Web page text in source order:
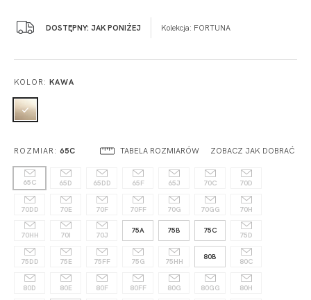
DOSTĘPNY: JAK PONIŻEJ Kolekcja: FORTUNA
KOLOR: KAWA
ROZMIAR: 65C TABELA ROZMIARÓW ZOBACZ JAK DOBRAĆ
65C 65D 65DD 65F 65J 70C 70D
70DD 70E 70F 70FF 70G 70GG 70H
70HH 70I 70J
75A 75B 75C
75D
75DD 75E 75FF 75G 75HH
80B
80C
80D 80E 80F 80FF 80G 80GG 80H